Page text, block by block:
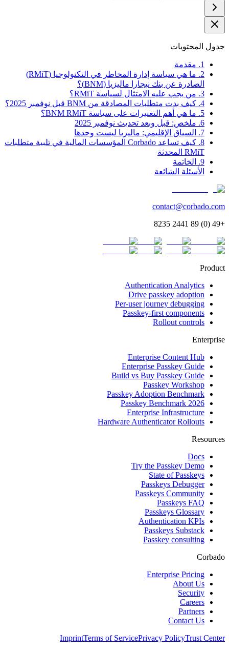
جدول المحتويات
1. مقدمة
2. ما هي سياسة إدارة المخاطر في التكنولوجيا (RMiT)
الصادرة عن بنك نيجارا ماليزيا (BNM)؟
3. من يجب عليه الامتثال لسياسة RMiT؟
4. كيف بدت متطلبات المصادقة من BNM قبل نوفمبر 2025؟
5. ما هي أهم التغييرات على سياسة BNM RMiT؟
6. ملخص: قبل وبعد تحديث نوفمبر 2025
7. السياق الإقليمي: ماليزيا ليست وحدها
8. كيف تساعد Corbado المؤسسات المالية في تلبية متطلبات
RMiT المحدثة
9. الخاتمة
الأسئلة الشائعة
contact@corbado.com
+49 (0) 89 2441 8235
Product
Authentication Analytics
Drive passkey adoption
Per-user journey debugging
Passkey-first components
Rollout controls
Enterprise
Enterprise Content Hub
Enterprise Passkey Guide
Build vs Buy Passkey Guide
Passkey Workshop
Passkey Adoption Benchmark
Passkey Benchmark 2026
Enterprise Infrastructure
Hardware Authenticator Rollouts
Resources
Docs
Try the Passkey Demo
State of Passkeys
Passkeys Debugger
Passkeys Community
Passkeys FAQ
Passkeys Glossary
Authentication KPIs
Passkeys Substack
Passkey consulting
Corbado
Enterprise Pricing
About Us
Security
Careers
Partners
Contact Us
ImprintTerms of ServicePrivacy PolicyTrust Center